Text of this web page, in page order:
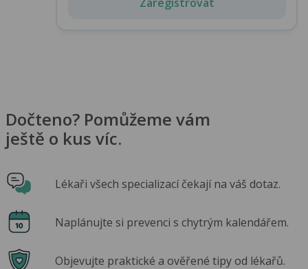
Dočteno? Pomůžeme vám
ještě o kus víc.
Lékaři všech specializací čekají na váš dotaz.
Naplánujte si prevenci s chytrým kalendářem.
Objevujte praktické a ověřené tipy od lékařů.